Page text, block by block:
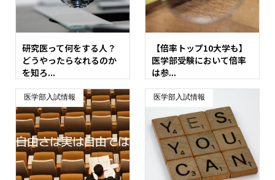
研究医って何をする人？
どうやったらなれるのか
を知ろ...
【倍率トップ10大学も】
医学部受験において倍率
は参...
医学部入試情報 医学部入試情報